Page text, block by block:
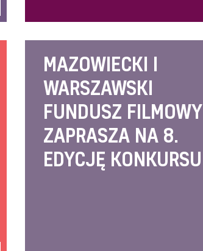
MAZOWIECKI I
WARSZAWSKI
FUNDUSZ FILMOWY
ZAPRASZA NA 8.
EDYCJĘ KONKURSU